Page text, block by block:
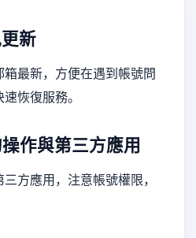
新
最新，方便在遇到帳號問
恢復服務。
作與第三方應用
方應用，注意帳號權限，